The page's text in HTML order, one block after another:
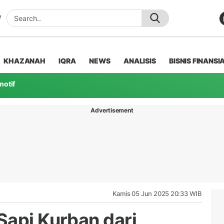
KHAZANAH IQRA NEWS ANALISIS BISNIS
Advertisement
Kamis 05 Jun 2025 20:33 WIB